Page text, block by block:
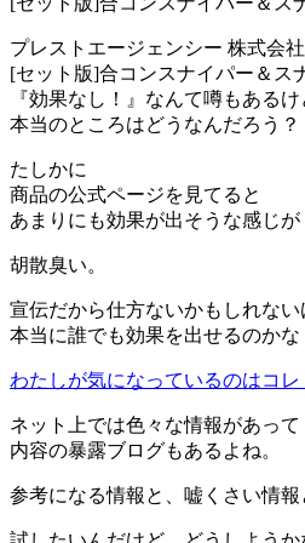
プレストエージェンシー 株式会
[セット版]合コンスナイパー＆ス
『効果なし！』なんて噂もあるけ
本当のところはどうなんだろう？
たしかに
商品の公式ページを見てると
あまりにも効果が出そうな感じが
胡散臭い。
宣伝だから仕方ないかもしれない
本当に誰でも効果を出せるのかな
わたしが気になっているのはコレ
ネット上では色々な情報があって
内容の暴露ブログもあるよね。
参考になる情報と、嘘くさい情報